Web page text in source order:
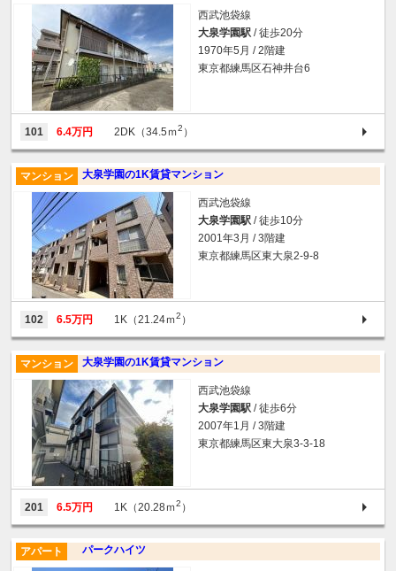
西武池袋線
大泉学園駅 / 徒歩20分
1970年5月 / 2階建
東京都練馬区石神井台6
101 6.4万円 2DK（34.5ｍ2 ）
大泉学園の1K賃貸マンション
マンション
西武池袋線
大泉学園駅 / 徒歩10分
2001年3月 / 3階建
東京都練馬区東大泉2-9-8
102 6.5万円 1K（21.24ｍ2 ）
大泉学園の1K賃貸マンション
マンション
西武池袋線
大泉学園駅 / 徒歩6分
2007年1月 / 3階建
東京都練馬区東大泉3-3-18
201 6.5万円 1K（20.28ｍ2 ）
パークハイツ
アパート